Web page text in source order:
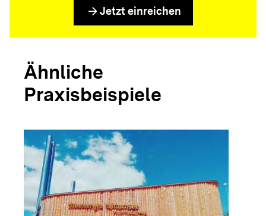
arrow_forward Jetzt einreichen
Ähnliche
Praxisbeispiele